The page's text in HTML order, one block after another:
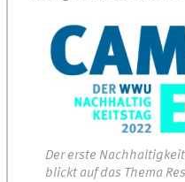
Der erste
blickt auf das Thema